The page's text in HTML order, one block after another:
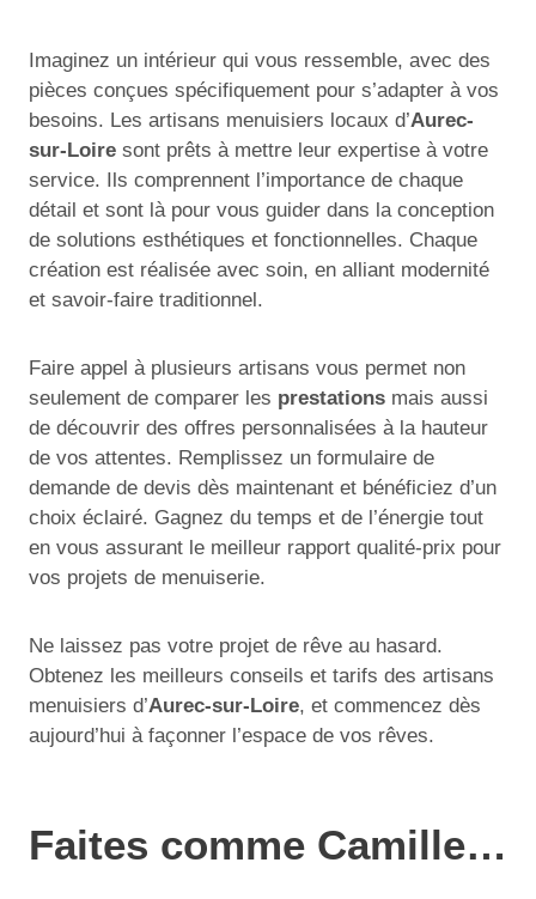
Imaginez un intérieur qui vous ressemble, avec des
pièces conçues spécifiquement pour s’adapter à vos
besoins. Les artisans menuisiers locaux d’Aurec-
sur-Loire sont prêts à mettre leur expertise à votre
service. Ils comprennent l’importance de chaque
détail et sont là pour vous guider dans la conception
de solutions esthétiques et fonctionnelles. Chaque
création est réalisée avec soin, en alliant modernité
et savoir-faire traditionnel.
Faire appel à plusieurs artisans vous permet non
seulement de comparer les prestations mais aussi
de découvrir des offres personnalisées à la hauteur
de vos attentes. Remplissez un formulaire de
demande de devis dès maintenant et bénéficiez d’un
choix éclairé. Gagnez du temps et de l’énergie tout
en vous assurant le meilleur rapport qualité-prix pour
vos projets de menuiserie.
Ne laissez pas votre projet de rêve au hasard.
Obtenez les meilleurs conseils et tarifs des artisans
menuisiers d’Aurec-sur-Loire, et commencez dès
aujourd’hui à façonner l’espace de vos rêves.
Faites comme Camille…